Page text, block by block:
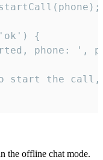
'ok') {
phone: ',
start the
the offline chat mode.